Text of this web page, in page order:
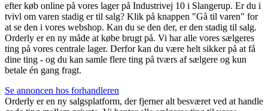
efter køb online på vores lager på Industrivej 10 i Slangerup. Er du i
tvivl om varen stadig er til salg? Klik på knappen "Gå til varen" for
at se den i vores webshop. Kan du se den der, er den stadig til salg.
Orderly er en ny måde at købe brugt på. Vi har alle vores sælgeres
ting på vores centrale lager. Derfor kan du være helt sikker på at få
dine ting - og du kan samle flere ting på tværs af sælgere og kun
betale én gang fragt.
Se annoncen hos forhandleren
Orderly er en ny salgsplatform, der fjerner alt besværet ved at handle